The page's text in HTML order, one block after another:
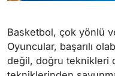
Basketbol, çok yönlü
Oyuncular, başarılı
değil, doğru teknikleri